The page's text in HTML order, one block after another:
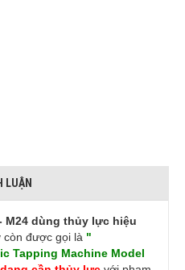
LUẬN
M24 dùng thủy lực hiệu
còn được gọi là "
Tapping Machine Model